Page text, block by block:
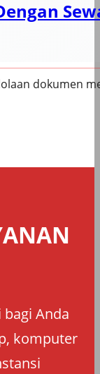
dokumen
bagi Anda
komputer